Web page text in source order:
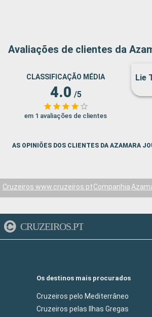
Avaliações de clientes da
CLASSIFICAÇÃO MÉDIA
4.0 /5
em 1 avaliações de clientes
Lie
AS OPINIÕES DOS CLIENTES DA AZAMARA
Cruzeiros www.cruzeiros.ptCompanhia
CRUZEIROS.PT
Os destinos mais procurados
Cruzeiros pelo Mediterrâneo
Cruzeiros pelas Ilhas Gregas